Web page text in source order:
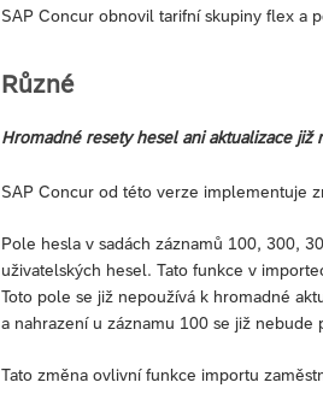
SAP Concur obnovil tarifní skupiny flex a
Různé
Hromadné resety hesel ani aktualizace
SAP Concur od této verze implementuje
Pole hesla v sadách záznamů 100, 300,
uživatelských hesel. Tato funkce v
Toto pole se již nepoužívá k hromadné
a nahrazení u záznamu 100 se již nebude
Tato změna ovlivní funkce importu